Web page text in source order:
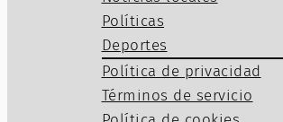
Políticas
Deportes
Política de privacidad
Términos de servicio